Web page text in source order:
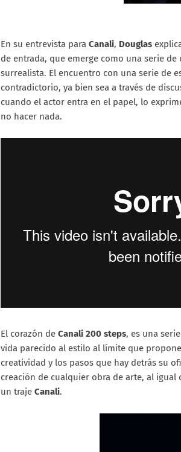
En su entrevista para Canali, Douglas
de entrada, que emerge como una serie
surrealista. El encuentro con una serie de
contradictorio, ya bien sea a través de
cuando el actor entra en el papel, lo
no hacer nada.
El corazón de Canali 200 steps, es una
vida parecido al estilo al límite que
creatividad y los pasos que hay detrás su
creación de cualquier obra de arte, al
un traje Canali.